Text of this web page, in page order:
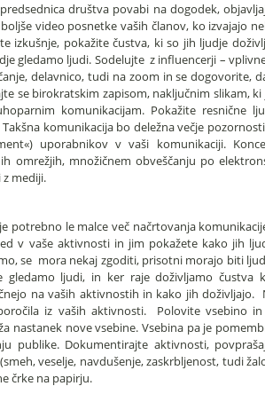
društva povabi na dogodek,
video posnetke vaših članov, ko izvajajo
izkušnje, pokažite čustva, ki so jih ljudje
gledamo ljudi. Sodelujte z influencerji –
delavnico, tudi na zoom in se dogovorite,
se birokratskim zapisom, naključnim slikam, ki
komunikacijam. Pokažite resnične
komunikacija bo deležna večje
uporabnikov v vaši komunikaciji.
omrežjih, množičnem obveščanju po
mediji.
potrebno le malce več načrtovanja
v vaše aktivnosti in jim pokažete kako jih
se mora nekaj zgoditi, prisotni morajo biti
gledamo ljudi, in ker raje doživljamo čustva
na vaših aktivnostih in kako jih doživljajo.
iz vaših aktivnosti. Polovite vsebino
nastanek nove vsebine. Vsebina pa je
publike. Dokumentirajte aktivnosti,
veselje, navdušenje, zaskrbljenost, tudi
črke na papirju.